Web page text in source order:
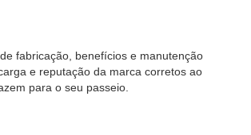
fabricação, benefícios e manutenção
e reputação da marca corretos ao
para o seu passeio.